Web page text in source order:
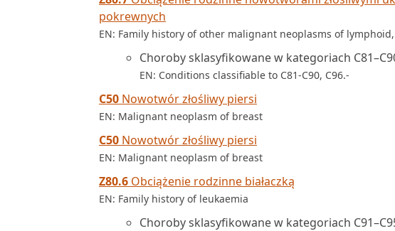
pokrewnych
EN: Family history of other malignant neoplasms of
Choroby sklasyfikowane w kategoriach
EN: Conditions classifiable to C81-C90, C96.-
C50 Nowotwór złośliwy piersi
EN: Malignant neoplasm of breast
C50 Nowotwór złośliwy piersi
EN: Malignant neoplasm of breast
Z80.6 Obciążenie rodzinne białaczką
EN: Family history of leukaemia
Choroby sklasyfikowane w kategoriach